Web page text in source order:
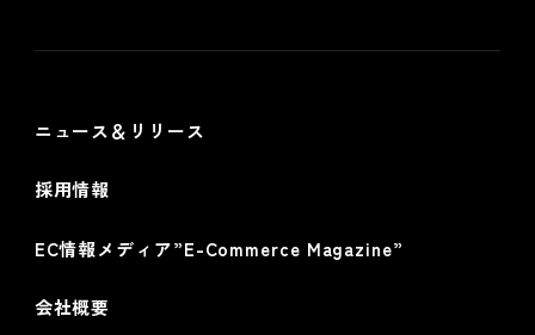
ニュース＆リリース
採用情報
EC情報メディア”E-Commerce Magazine”
会社概要